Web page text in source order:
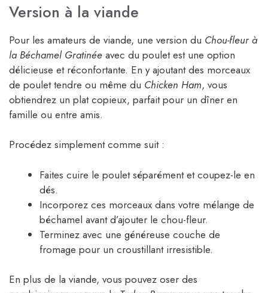
Version à la viande
Pour les amateurs de viande, une version du Chou-fleur à
la Béchamel Gratinée avec du poulet est une option
délicieuse et réconfortante. En y ajoutant des morceaux
de poulet tendre ou même du Chicken Ham, vous
obtiendrez un plat copieux, parfait pour un dîner en
famille ou entre amis.
Procédez simplement comme suit :
Faites cuire le poulet séparément et coupez-le en
dés.
Incorporez ces morceaux dans votre mélange de
béchamel avant d’ajouter le chou-fleur.
Terminez avec une généreuse couche de
fromage pour un croustillant irresistible.
En plus de la viande, vous pouvez oser des